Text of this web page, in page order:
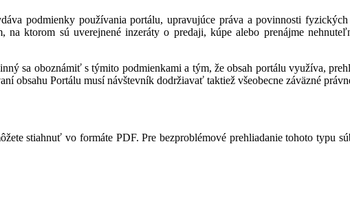
podmienky používania portálu, upravujúce práva a povinnosti
na ktorom sú uverejnené inzeráty o predaji, kúpe alebo prenájme
sa oboznámiť s týmito podmienkami a tým, že obsah portálu využíva,
obsahu Portálu musí návštevník dodržiavať taktiež všeobecne záväzné
stiahnuť vo formáte PDF. Pre bezproblémové prehliadanie tohoto typu